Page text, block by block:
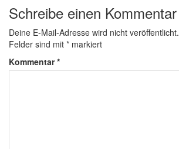
Schreibe einen Kommentar
Deine E-Mail-Adresse wird nicht veröffentlicht.
Felder sind mit * markiert
Kommentar*